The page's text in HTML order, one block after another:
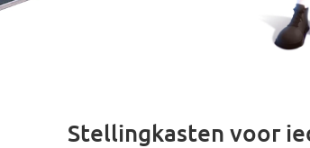
Stellingkasten voor